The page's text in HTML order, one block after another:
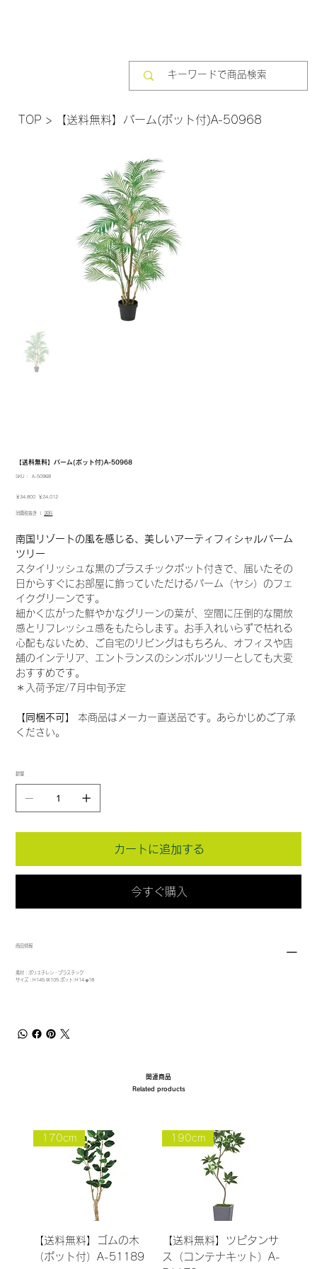
TOP > 【送料無料】パーム(ポット付)A-50968
【送料無料】パーム(ポット付)A-50968
SKU：
SKU：
A-50968
元
価
￥34,800
セ
ル
格
￥24,012
消費税抜き | 送料
南国リゾートの風を感じる、美しいアーティフィシャルパーム
ツリー
スタイリッシュな黒のプラスチックポット付きで、届いたその
日からすぐにお部屋に飾っていただけるパーム（ヤシ）のフェ
イクグリーンです。
細かく広がった鮮やかなグリーンの葉が、空間に圧倒的な開放
感とリフレッシュ感をもたらします。お手入れいらずで枯れる
心配もないため、ご自宅のリビングはもちろん、オフィスや店
舗のインテリア、エントランスのシンボルツリーとしても大変
おすすめです。
＊入荷予定/7月中旬予定
【同梱不可】
本商品はメーカー直送品です。あらかじめご了承
ください。
数量
カートに追加する
今すぐ購入
商品情報
素材：ポリエチレン・プラスチック
サイズ：H145 W105 ポット:H14 φ18
関連商品
Related products
170cm
【送料無料】ゴムの木
（ポット付）A-51189
190cm
【送料無料】ツピタンサ
ス（コンテナキット）A-